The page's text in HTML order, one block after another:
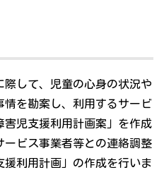
際して、児童の心身の状況や
を勘案し、利用するサービ
害児支援利用計画案」を作成
ービス事業者等との連絡調整
利用計画」の作成を行いま